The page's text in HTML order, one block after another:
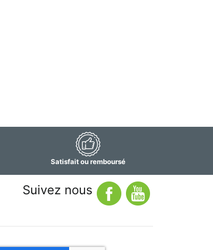
Satisfait ou remboursé
Suivez nous